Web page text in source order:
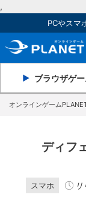
,
PCやスマ
ブラウザゲー
オンラインゲーム
ディフ
スマホ